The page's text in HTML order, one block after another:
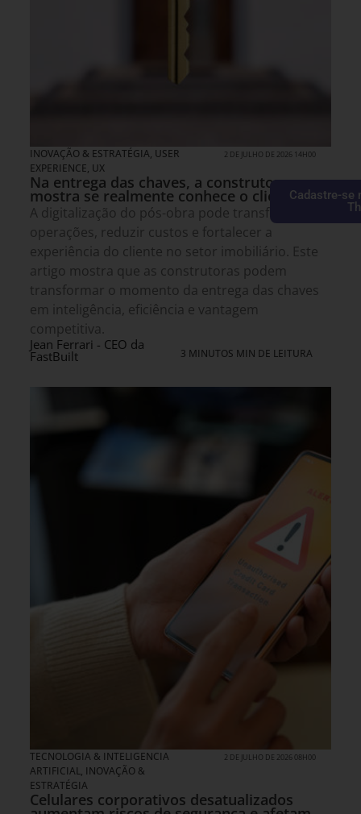
INOVAÇÃO & ESTRATÉGIA, USER
EXPERIENCE, UX
2 DE JULHO DE 2026 14H00
Na entrega das chaves, a construtora
mostra se realmente conhece o cliente
A digitalização do pós-obra pode transformar
operações, reduzir custos e fortalecer a
experiência do cliente no setor imobiliário. Este
artigo mostra que as construtoras podem
transformar o momento da entrega das chaves
em inteligência, eficiência e vantagem
competitiva.
Jean Ferrari - CEO da
FastBuilt 3 MINUTOS MIN DE LEITURA
TECNOLOGIA & INTELIGENCIA
ARTIFICIAL, INOVAÇÃO &
ESTRATÉGIA
2 DE JULHO DE 2026 08H00
Celulares corporativos desatualizados
Cadastre-se